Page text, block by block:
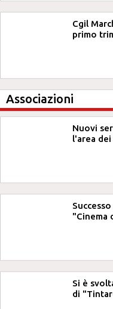
Cgil
primo
Associazioni
Nuovi
l'area
"Cinema
Si è
di